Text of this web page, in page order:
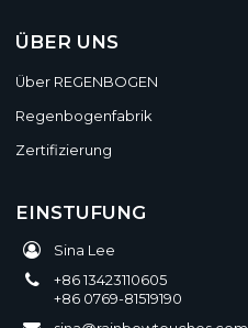
ÜBER UNS
Über REGENBOGEN
Regenbogenfabrik
Zertifizierung
EINSTUFUNG
Sina Lee
+86 13423110605
+86 0769-81519190